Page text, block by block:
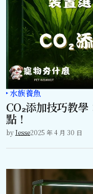
水族養魚
CO₂添加技巧教
點！
byJesse2025 年 4 月 30 日